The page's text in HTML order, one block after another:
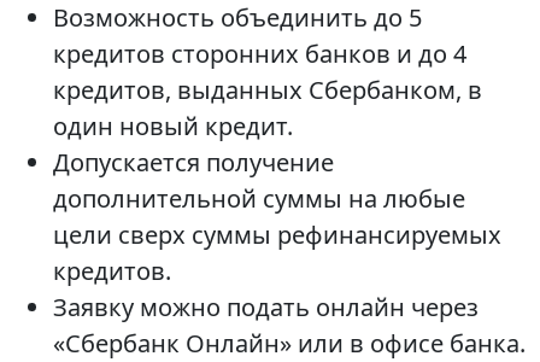
Возможность объединить до 5
кредитов сторонних банков и до 4
кредитов, выданных Сбербанком, в
один новый кредит.
Допускается получение
дополнительной суммы на любые
цели сверх суммы рефинансируемых
кредитов.
Заявку можно подать онлайн через
«Сбербанк Онлайн» или в офисе банка.